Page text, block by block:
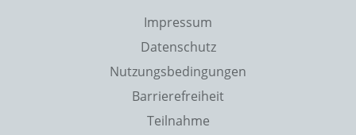
Impressum
Datenschutz
Nutzungsbedingungen
Barrierefreiheit
Teilnahme